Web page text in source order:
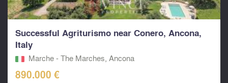
Successful Agriturismo near Conero, Ancona,
Italy
Marche - The Marches, Ancona
890.000 €